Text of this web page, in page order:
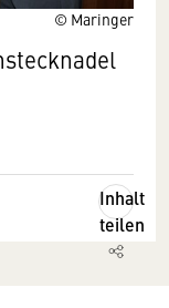
© Maringer
Inhalt
teilen